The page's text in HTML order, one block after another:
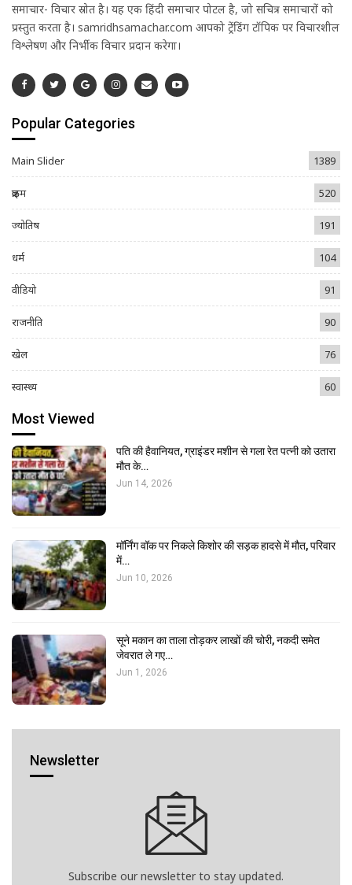
समाचार- विचार स्रोत है। यह एक हिंदी समाचार पोर्टल है, जो सचित्र समाचारों को
प्रस्तुत करता है। samridhsamachar.com आपको ट्रेंडिंग टॉपिक पर विचारशील
विश्लेषण और निर्भीक विचार प्रदान करेगा।
Popular Categories
Main Slider 1389
क्राइम 520
ज्योतिष 191
धर्म 104
वीडियो 91
राजनीति 90
खेल 76
स्वास्थ्य 60
Most Viewed
पति की हैवानियत, ग्राइंडर मशीन से गला रेत पत्नी को उतारा
मौत के…
Jun 14, 2026
मॉर्निंग वॉक पर निकले किशोर की सड़क हादसे में मौत, परिवार
में…
Jun 10, 2026
सूने मकान का ताला तोड़कर लाखों की चोरी, नकदी समेत
जेवरात ले गए…
Jun 1, 2026
Newsletter
Subscribe our newsletter to stay updated.